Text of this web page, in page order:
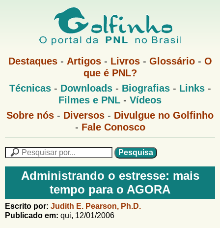
Pular
para
o
principal
G
f
i
n
h
M
u
Destaques- Artigos- Livros- Glossário- O
que é PNL?
M
e
P
Técnicas- Downloads- Biografias- Links-
Filmes e PNL - Vídeos
G
n
e
n
u
Sobre nós - Diversos - Divulgue no Golfinho
- Fale Conosco
F
m
e
i
s
a
Administrando o estresse: mais
tempo para o AGORA
Escrito por: Judith E. Pearson, Ph.D.
Publicado em: qui, 12/01/2006